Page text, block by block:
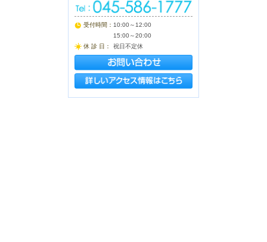
受付時間： 10:00～12:00
15:00～20:00
休 診 日：
祝日不定休